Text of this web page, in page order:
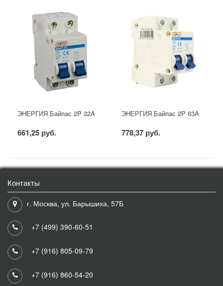
ЭНЕРГИЯ Байпас 2P 32A
661,25 руб.
ЭНЕРГИЯ Байпас 2Р 63А
778,37 руб.
Контакты
г. Москва, ул. Барышиха, 57Б
+7 (499) 390-60-51
+7 (916) 805-09-79
+7 (916) 860-54-20